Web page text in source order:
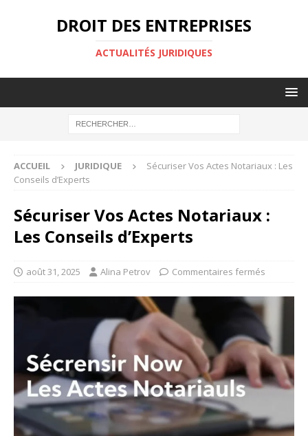
DROIT DES ENTREPRISES
ACTUALITÉS JURIDIQUES
ACCUEIL JURIDIQUE
Sécuriser Vos Actes Notariaux : Les
Conseils d’Experts
Sécuriser Vos Actes Notariaux :
Les Conseils d’Experts
août 31, 2025 Alina Petrov Commentaires fermés